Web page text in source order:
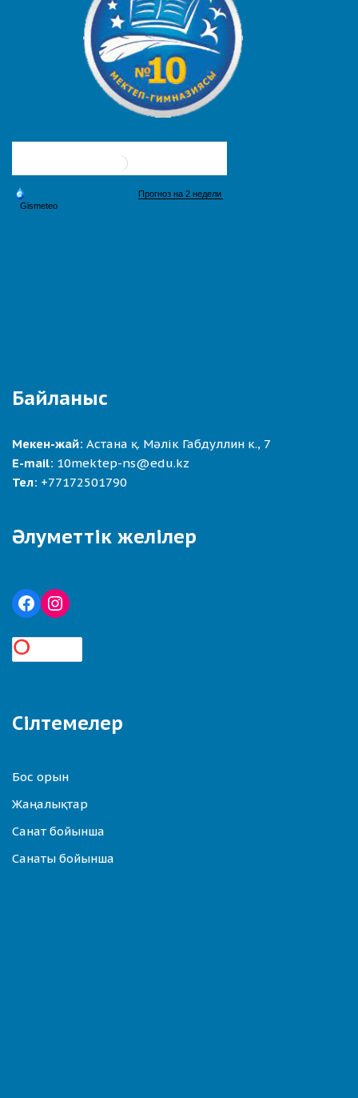
Байланыс
Мекен-жай: Астана қ. Мәлік Габдуллин к., 7
E-mail: 10mektep-ns@edu.kz
Тел: +77172501790
Әлуметтік желілер
Сілтемелер
Бос орын
Жаңалықтар
Санат бойынша
Санаты бойынша